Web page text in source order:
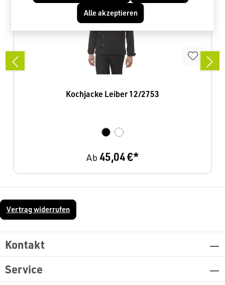
Kochjacke Leiber 12/2753
Ab 45,04 €*
Vertrag widerrufen
Kontakt
Service
Alle akzeptieren